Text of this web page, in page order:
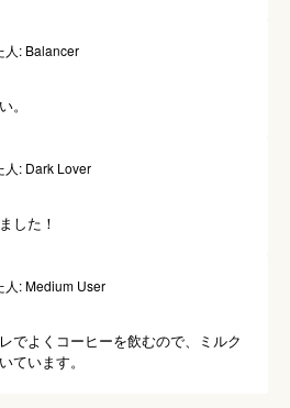
人: Balancer
。
人: Dark Lover
した！
人: Medium User
でよくコーヒーを飲むので、ミルク
ています。